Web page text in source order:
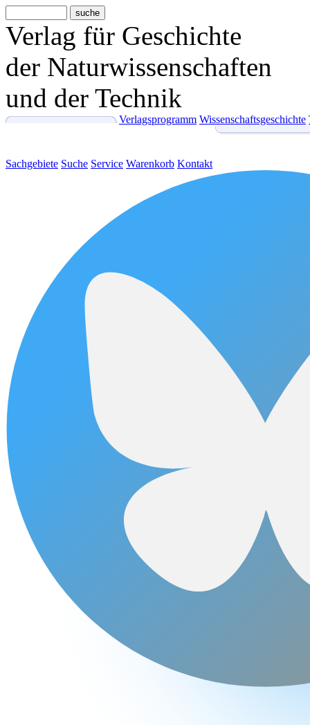
Verlag für Geschichte
der Naturwissenschaften
und der Technik
Verlagsprogramm Wissenschaftsgeschichte
Sachgebiete Suche Service Warenkorb Kontakt